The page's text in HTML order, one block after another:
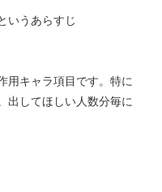
いうあらすじ
用キャラ項目です。特に
出してほしい人数分毎に